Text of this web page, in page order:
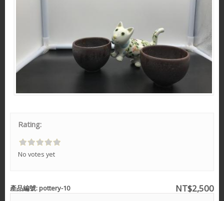
Rating:
No votes yet
NT$2,500
產品編號:pottery-10